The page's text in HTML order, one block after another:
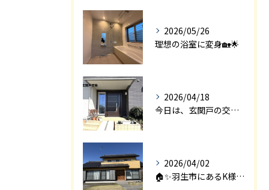
2026/05/26
理想の浴室に変身🏡🌟
2026/04/18
今日は、玄関戸の交換工事をご紹介します🚪✨。
2026/04/02
🏠✨羽生市にあるK様邸は、2008年に㈱エアロックで新築され...